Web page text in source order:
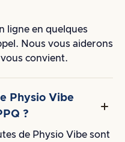
ligne en quelques
Nous vous aiderons
convient.
Physio Vibe
?
de Physio Vibe sont